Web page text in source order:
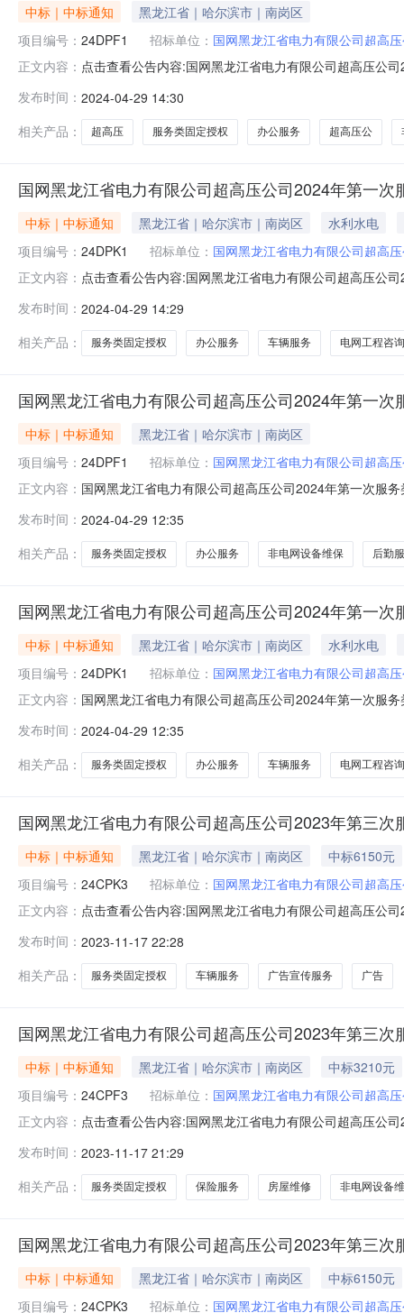
中标｜中标通知
黑龙江省｜哈尔滨市｜南岗区
项目编号： 24DPF1 招标单位： 国网黑龙江省电力有限公司超高
正文内容： 点击查看公告内容:国网黑龙江省电力有限公司超高压公
24DPF124DPF1）各相关应答人：国网黑龙江省电力有
评审并报公司授
发布时间： 2024-04-29 14:30
相关产品：
超高压 服务类固定授权 办公服务 超高压公
国网黑龙江省电力有限公司超高压公司2024年第一
中标｜中标通知 黑龙江省｜哈尔滨市｜南岗区
水利水电
项目编号： 24DPK1 招标单位： 国网黑龙江省电力有限公司超高
正文内容： 点击查看公告内容:国网黑龙江省电力有限公司超高压公
性谈判采购（框架）成交结果公告，（采购批次编号：
架）（采购编号
发布时间： 2024-04-29 14:29
相关产品：
服务类固定授权 办公服务 车辆服务 电网工程咨
国网黑龙江省电力有限公司超高压公司2024年第一
中标｜中标通知
黑龙江省｜哈尔滨市｜南岗区
项目编号： 24DPF1 招标单位： 国网黑龙江省电力有限公司超高
正文内容： 国网黑龙江省电力有限公司超高压公司2024年第一次服
工作已结束，经评审委员会评审并报公司授权采购工作
超高压公司哈尔滨市南岗区创鑫
发布时间： 2024-04-29 12:35
相关产品：
服务类固定授权 办公服务 非电网设备维保 后勤
国网黑龙江省电力有限公司超高压公司2024年第一
中标｜中标通知 黑龙江省｜哈尔滨市｜南岗区
水利水电
项目编号： 24DPK1 招标单位： 国网黑龙江省电力有限公司超高
正文内容： 国网黑龙江省电力有限公司超高压公司2024年第一次服
购编号：24DPK1）的采购工作已结束，经评审委员会评
网黑龙江省电力有限公司超高
发布时间： 2024-04-29 12:35
相关产品：
服务类固定授权 办公服务 车辆服务 电网工程咨
国网黑龙江省电力有限公司超高压公司2023年第三
中标｜中标通知 黑龙江省｜哈尔滨市｜南岗区
中标6150元
项目编号： 24CPK3 招标单位： 国网黑龙江省电力有限公司超高
正文内容： 点击查看公告内容:国网黑龙江省电力有限公司超高压公
权竞争性谈判采购（框架）项目成交结果公告（采购项
作已结束，经评审委
发布时间： 2023-11-17 22:28
相关产品：
服务类固定授权 车辆服务 广告宣传服务 广告
国网黑龙江省电力有限公司超高压公司2023年第三
中标｜中标通知 黑龙江省｜哈尔滨市｜南岗区
中标3210元
项目编号： 24CPF3 招标单位： 国网黑龙江省电力有限公司超高
正文内容： 点击查看公告内容:国网黑龙江省电力有限公司超高压公
项目成交结果公告（采购项目编号：24CPF3）国网黑龙
司授权采购工作领导
发布时间： 2023-11-17 21:29
相关产品：
服务类固定授权 保险服务 房屋维修 非电网设备
国网黑龙江省电力有限公司超高压公司2023年第三
中标｜中标通知 黑龙江省｜哈尔滨市｜南岗区
中标6150元
项目编号： 24CPK3 招标单位： 国网黑龙江省电力有限公司超高